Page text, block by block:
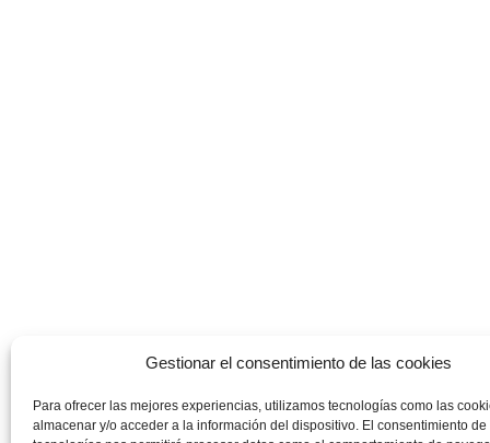
Gestionar el consentimiento de las cookies
Para ofrecer las mejores experiencias, utilizamos tecnologías como las
almacenar y/o acceder a la información del dispositivo. El consentimiento de